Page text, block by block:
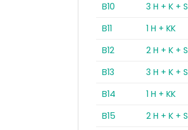
B10
3 H + K + S
B11
1 H + KK
B12
2 H + K + S
B13
3 H + K + S
B14
1 H + KK
B15
2 H + K + S